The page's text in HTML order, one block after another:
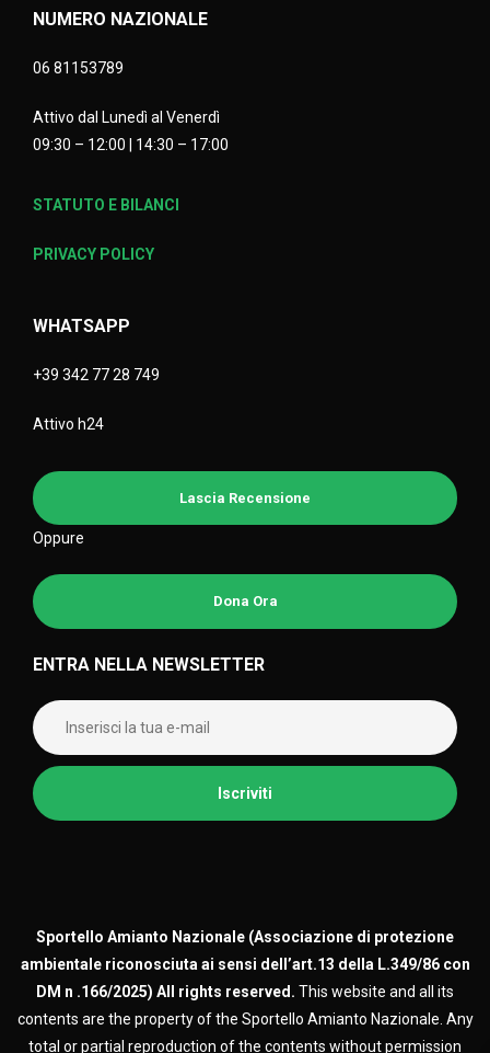
NUMERO NAZIONALE
06 81153789
Attivo dal Lunedì al Venerdì
09:30 – 12:00 | 14:30 – 17:00
STATUTO E BILANCI
PRIVACY POLICY
WHATSAPP
+39 342 77 28 749
Attivo h24
Lascia Recensione
Oppure
Dona Ora
ENTRA NELLA NEWSLETTER
Sportello Amianto Nazionale (Associazione di protezione
ambientale riconosciuta ai sensi dell’art.13 della L.349/86 con
DM n .166/2025) All rights reserved. This website and all its
contents are the property of the Sportello Amianto Nazionale. Any
total or partial reproduction of the contents without permission